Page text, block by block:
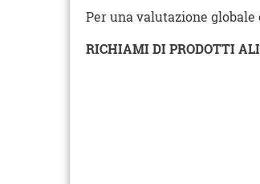
Per una valutazione
RICHIAMI DI PRODOTTI